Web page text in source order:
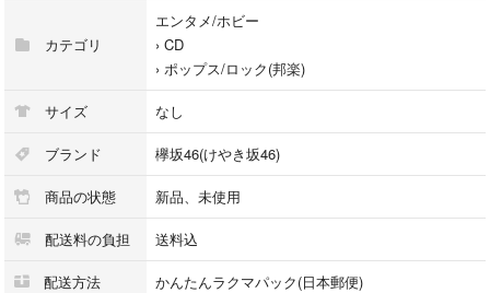
カテゴリ
エンタメ/ホビー
› CD
› ポップス/ロック(邦楽)
サイズ なし
ブランド 欅坂46(けやき坂46)
商品の状態 新品、未使用
配送料の負担 送料込
配送方法 かんたんラクマパック(日本郵便)